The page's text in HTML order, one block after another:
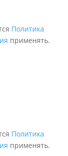
Политика
применять.
Политика
применять.